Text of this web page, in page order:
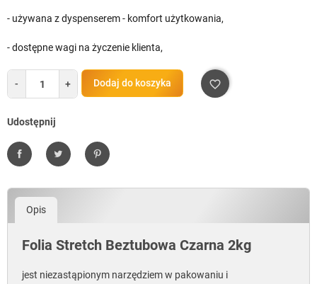
- używana z dyspenserem - komfort użytkowania,
- dostępne wagi na życzenie klienta,
- + Dodaj do koszyka favorite_border
Udostępnij
UdostępnijTweetujPinterest
Opis
Folia Stretch Beztubowa Czarna 2kg
jest niezastąpionym narzędziem w pakowaniu i